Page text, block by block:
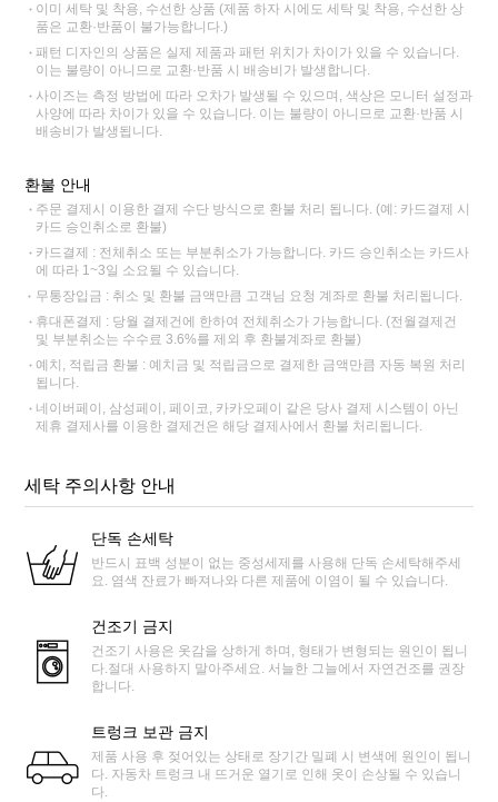
이미 세탁 및 착용, 수선한 상품 (제품 하자 시에도 세탁 및 착용, 수선한 상
품은 교환·반품이 불가능합니다.)
패턴 디자인의 상품은 실제 제품과 패턴 위치가 차이가 있을 수 있습니다.
이는 불량이 아니므로 교환·반품 시 배송비가 발생합니다.
사이즈는 측정 방법에 따라 오차가 발생될 수 있으며, 색상은 모니터 설정과
사양에 따라 차이가 있을 수 있습니다. 이는 불량이 아니므로 교환·반품 시
배송비가 발생됩니다.
환불 안내
주문 결제시 이용한 결제 수단 방식으로 환불 처리 됩니다. (예: 카드결제 시
카드 승인취소로 환불)
카드결제 : 전체취소 또는 부분취소가 가능합니다. 카드 승인취소는 카드사
에 따라 1~3일 소요될 수 있습니다.
무통장입금 : 취소 및 환불 금액만큼 고객님 요청 계좌로 환불 처리됩니다.
휴대폰결제 : 당월 결제건에 한하여 전체취소가 가능합니다. (전월결제건
및 부분취소는 수수료 3.6%를 제외 후 환불계좌로 환불)
예치, 적립금 환불 : 예치금 및 적립금으로 결제한 금액만큼 자동 복원 처리
됩니다.
네이버페이, 삼성페이, 페이코, 카카오페이 같은 당사 결제 시스템이 아닌
제휴 결제사를 이용한 결제건은 해당 결제사에서 환불 처리됩니다.
세탁 주의사항 안내
단독 손세탁
반드시 표백 성분이 없는 중성세제를 사용해 단독 손세탁해주세
요. 염색 잔료가 빠져나와 다른 제품에 이염이 될 수 있습니다.
건조기 금지
건조기 사용은 옷감을 상하게 하며, 형태가 변형되는 원인이 됩니
다.절대 사용하지 말아주세요. 서늘한 그늘에서 자연건조를 권장
합니다.
트렁크 보관 금지
제품 사용 후 젖어있는 상태로 장기간 밀폐 시 변색에 원인이 됩니
다. 자동차 트렁크 내 뜨거운 열기로 인해 옷이 손상될 수 있습니
다.